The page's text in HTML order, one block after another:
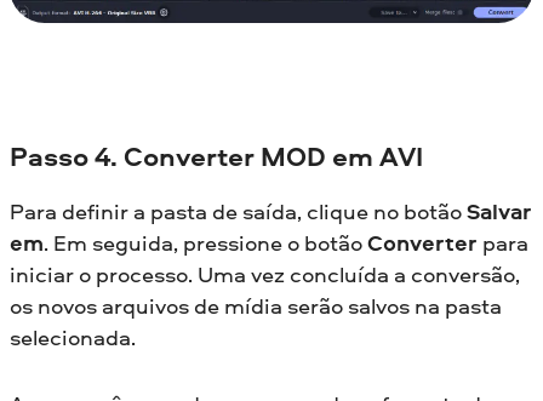
Passo 4. Converter MOD em AVI
Para definir a pasta de saída, clique no botãoSalvar
em. Em seguida, pressione o botãoConverter para
iniciar o processo. Uma vez concluída a conversão,
os novos arquivos de mídia serão salvos na pasta
selecionada.